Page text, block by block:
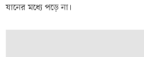
যানের মধ্যে পড়ে না।